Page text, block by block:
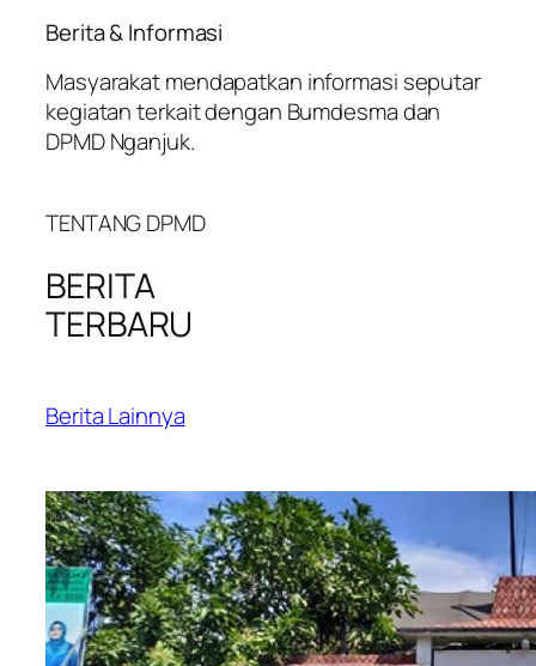
Berita & Informasi
Masyarakat mendapatkan informasi seputar
kegiatan terkait dengan Bumdesma dan
DPMD Nganjuk.
TENTANG DPMD
BERITA
TERBARU
Berita Lainnya